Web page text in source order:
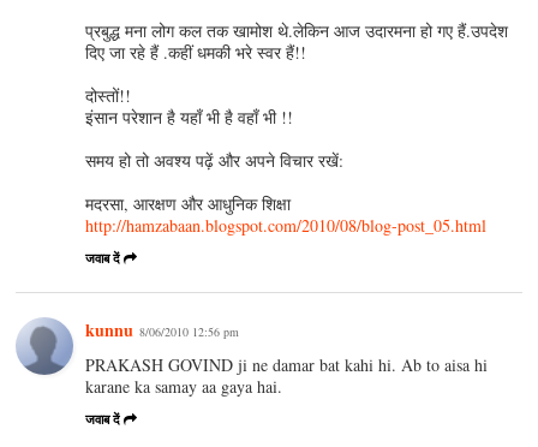
प्रबुद्ध मना लोग कल तक खामोश थे.लेकिन आज उदारमना हो गए हैं.उपदेश
दिए जा रहे हैं .कहीं धमकी भरे स्वर हैं!!
दोस्तों!!
इंसान परेशान है यहाँ भी है वहाँ भी !!
समय हो तो अवश्य पढ़ें और अपने विचार रखें:
मदरसा, आरक्षण और आधुनिक शिक्षा
http://hamzabaan.blogspot.com/2010/08/blog-post_05.html
जवाब दें
kunnu 8/06/2010 12:56 pm
PRAKASH GOVIND ji ne damar bat kahi hi. Ab to aisa hi
karane ka samay aa gaya hai.
जवाब दें